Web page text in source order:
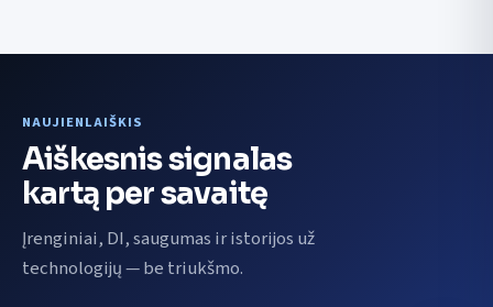
NAUJIENLAIŠKIS
Aiškesnis signalas
kartą per savaitę
Įrenginiai, DI, saugumas ir istorijos už
technologijų — be triukšmo.